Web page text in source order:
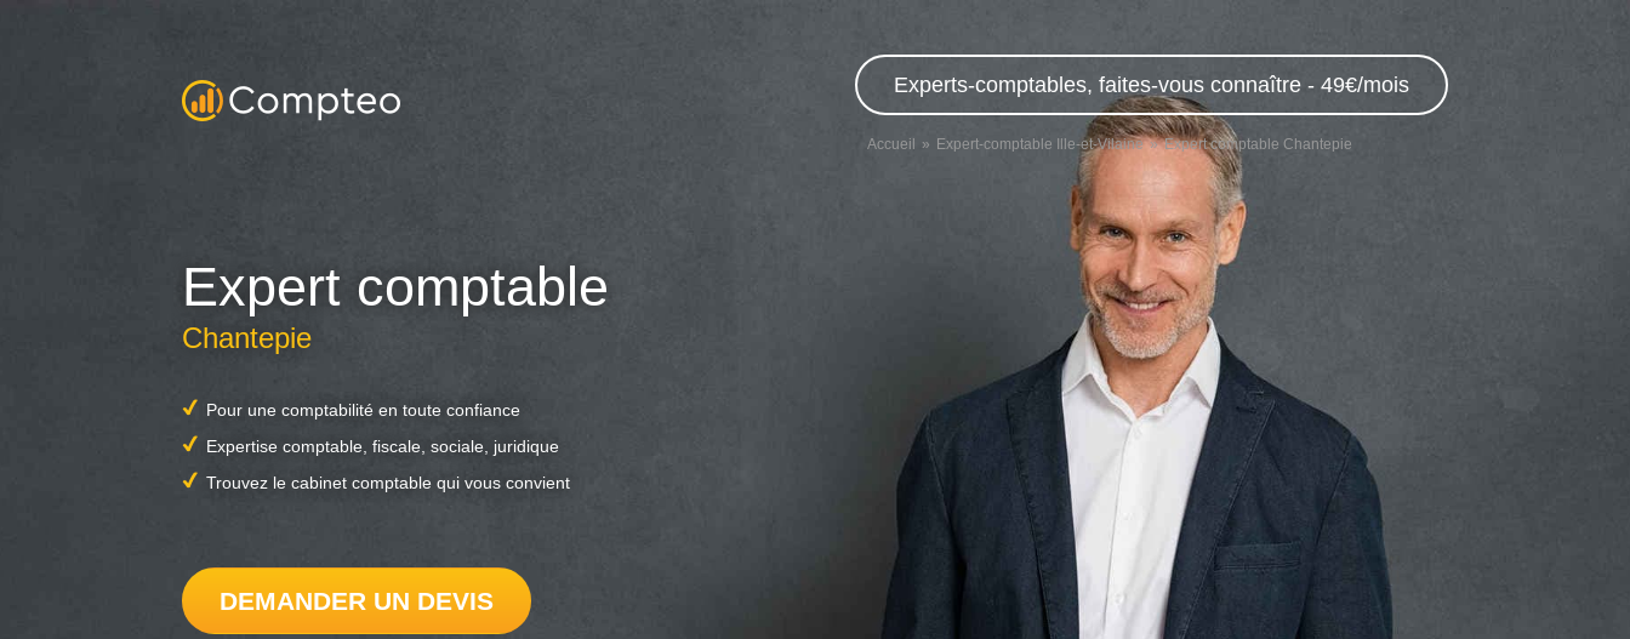
Experts-comptables, faites-vous connaître - 49€/mois
Accueil Expert-comptable Ille-et-Vilaine Expert comptable Chantepie
Expert comptable
Chantepie
Pour une comptabilité en toute confiance
Expertise comptable, fiscale, sociale, juridique
Trouvez le cabinet comptable qui vous convient
DEMANDER UN DEVIS